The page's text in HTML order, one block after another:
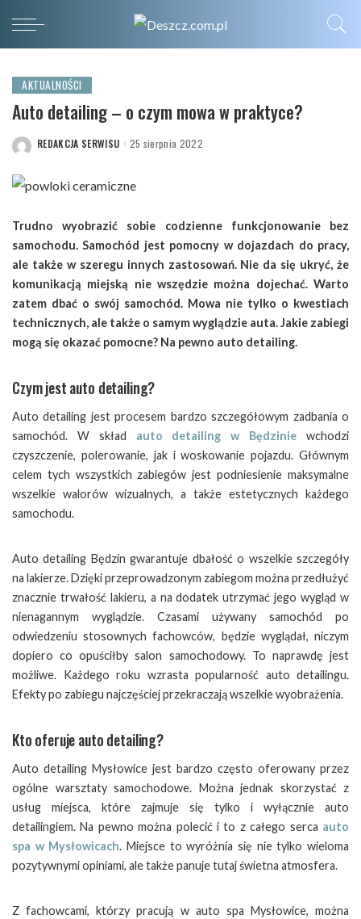
AKTUALNOŚCI
Auto detailing – o czym mowa w praktyce?
POSTED
REDAKCJA SERWISU 25 sierpnia 2022
Trudno wyobrazić sobie codzienne funkcjonowanie bez
samochodu. Samochód jest pomocny w dojazdach do pracy,
ale także w szeregu innych zastosowań. Nie da się ukryć, że
komunikacją miejską nie wszędzie można dojechać. Warto
zatem dbać o swój samochód. Mowa nie tylko o kwestiach
technicznych, ale także o samym wyglądzie auta. Jakie zabiegi
mogą się okazać pomocne? Na pewno auto detailing.
Czym jest auto detailing?
Auto detailing jest procesem bardzo szczegółowym zadbania o
samochód. W skład auto detailing w Będzinie wchodzi
czyszczenie, polerowanie, jak i woskowanie pojazdu. Głównym
celem tych wszystkich zabiegów jest podniesienie maksymalne
wszelkie walorów wizualnych, a także estetycznych każdego
samochodu.
Auto detailing Będzin gwarantuje dbałość o wszelkie szczegóły
na lakierze. Dzięki przeprowadzonym zabiegom można przedłużyć
znacznie trwałość lakieru, a na dodatek utrzymać jego wygląd w
nienagannym wyglądzie. Czasami używany samochód po
odwiedzeniu stosownych fachowców, będzie wyglądał, niczym
dopiero co opuściłby salon samochodowy. To naprawdę jest
możliwe. Każdego roku wzrasta popularność auto detailingu.
Efekty po zabiegu najczęściej przekraczają wszelkie wyobrażenia.
Kto oferuje auto detailing?
Auto detailing Mysłowice jest bardzo często oferowany przez
ogólne warsztaty samochodowe. Można jednak skorzystać z
usług miejsca, które zajmuje się tylko i wyłącznie auto
detailingiem. Na pewno można polecić i to z całego serca auto
spa w Mysłowicach. Miejsce to wyróżnia się nie tylko wieloma
pozytywnymi opiniami, ale także panuje tutaj świetna atmosfera.
Z fachowcami, którzy pracują w auto spa Mysłowice, można